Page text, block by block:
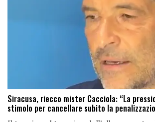
Siracusa, riecco mister Cacciola: “La
stimolo per cancellare subito la